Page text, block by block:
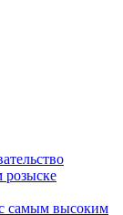
самым высоким